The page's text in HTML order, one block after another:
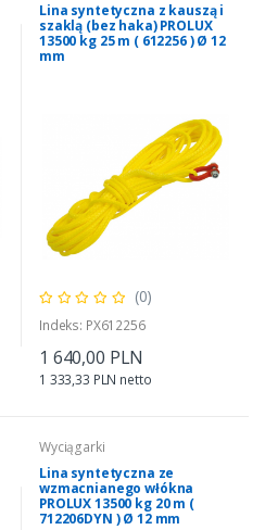
Lina syntetyczna z kauszą i
szaklą (bez haka) PROLUX
13500 kg 25 m ( 612256 ) Ø 12
mm
(0)
Indeks: PX612256
1 640,00 PLN
1 333,33 PLN netto
Wyciągarki
Lina syntetyczna ze
wzmacnianego włókna
PROLUX 13500 kg 20 m (
712206DYN ) Ø 12 mm